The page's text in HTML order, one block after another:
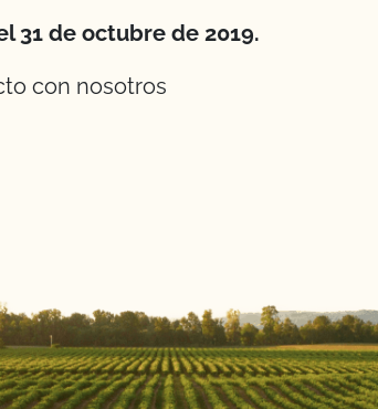
31 de octubre de 2019.
con nosotros